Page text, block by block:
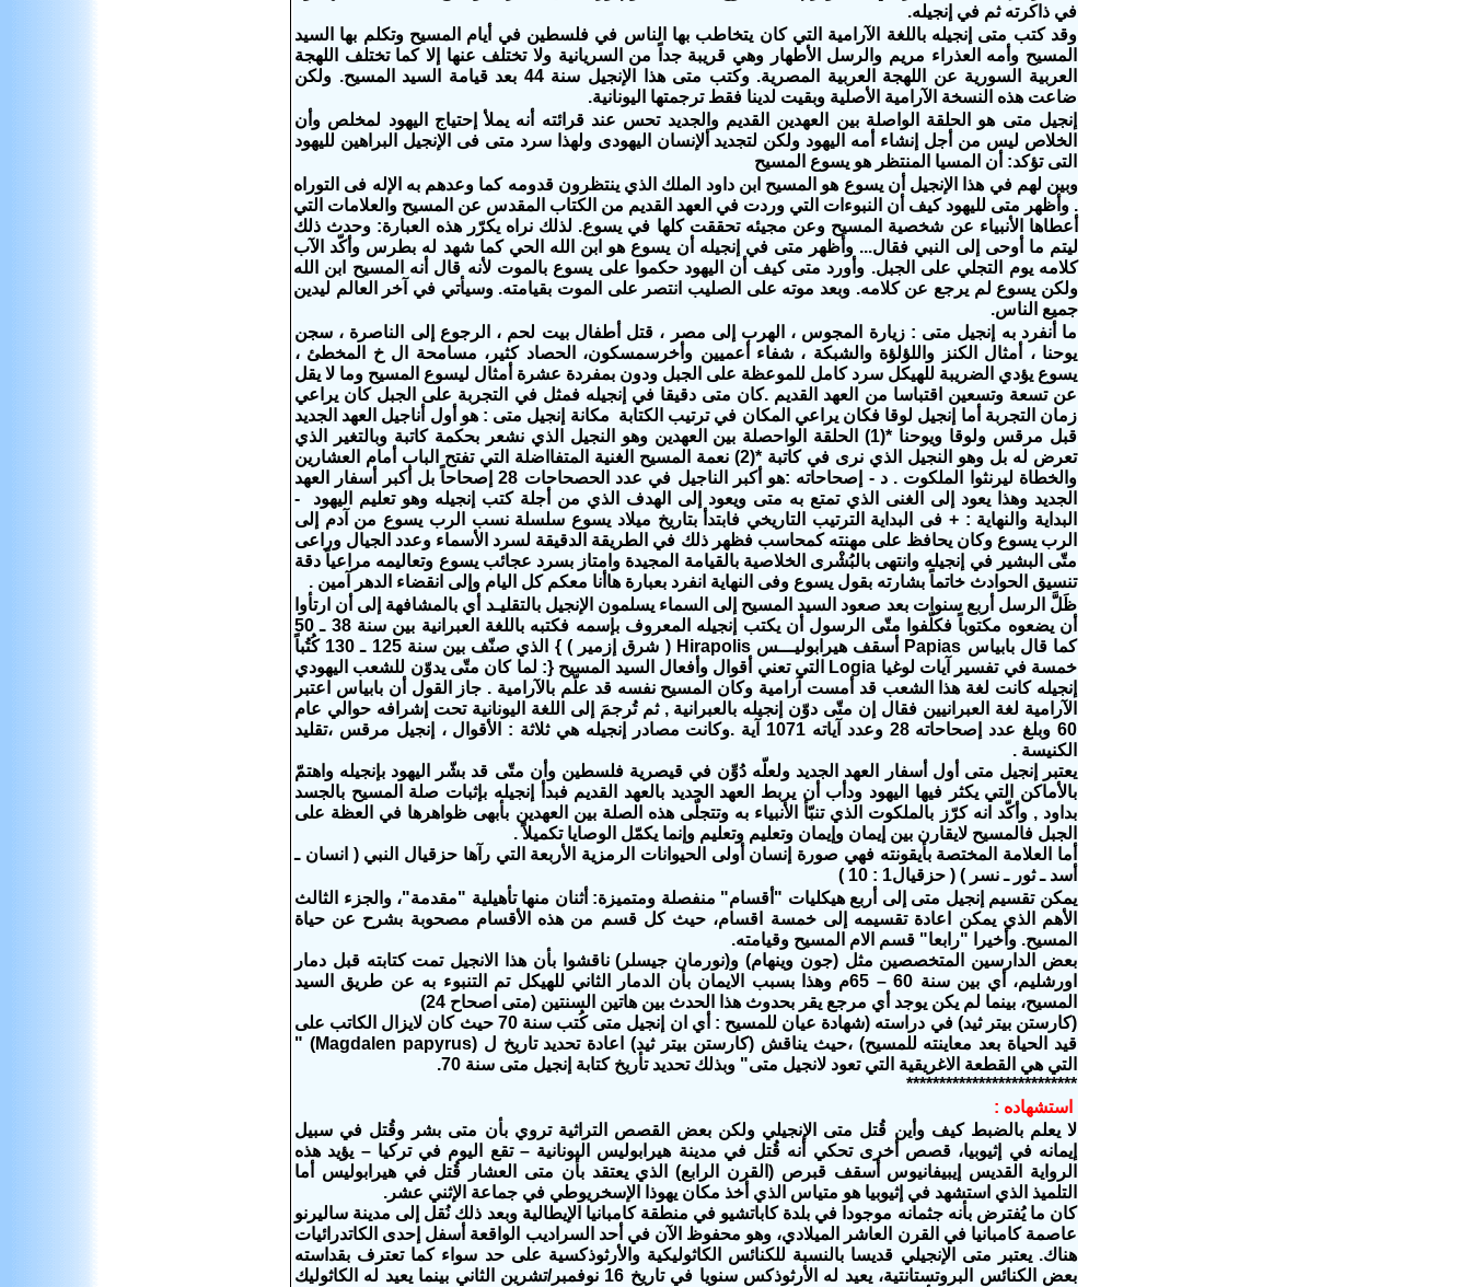
في ذاكرته ثم في إنجيله.
وقد كتب متى إنجيله باللغة الآرامية التي كان يتخاطب بها الناس في فلسطين في أيام المسيح وتكلم بها السيد
المسيح وأمه العذراء مريم والرسل الأطهار وهي قريبة جداً من السريانية ولا تختلف عنها إلا كما تختلف اللهجة
العربية السورية عن اللهجة العربية المصرية. وكتب متى هذا الإنجيل سنة 44 بعد قيامة السيد المسيح. ولكن
ضاعت هذه النسخة الآرامية الأصلية وبقيت لدينا فقط ترجمتها اليونانية.
إنجيل متى هو الحلقة الواصلة بين العهدين القديم والجديد تحس عند قرائته أنه يملأ إحتياج اليهود لمخلص وأن
الخلاص ليس من أجل إنشاء أمه اليهود ولكن لتجديد ألإنسان اليهودى ولهذا سرد متى فى الإنجيل البراهين لليهود
التى تؤكد: أن المسيا المنتظر هو يسوع المسيح
وبين لهم في هذا الإنجيل أن يسوع هو المسيح ابن داود الملك الذي ينتظرون قدومه كما وعدهم به الإله فى التوراه
. وأظهر متى لليهود كيف أن النبوءات التي وردت في العهد القديم من الكتاب المقدس عن المسيح والعلامات التي
أعطاها الأنبياء عن شخصية المسيح وعن مجيئه تحققت كلها في يسوع. لذلك نراه يكرّر هذه العبارة: وحدث ذلك
ليتم ما أوحى إلى النبي فقال... وأظهر متى في إنجيله أن يسوع هو ابن الله الحي كما شهد له بطرس وأكّد الآب
كلامه يوم التجلي على الجبل. وأورد متى كيف أن اليهود حكموا على يسوع بالموت لأنه قال أنه المسيح ابن الله
ولكن يسوع لم يرجع عن كلامه. وبعد موته على الصليب انتصر على الموت بقيامته. وسيأتي في آخر العالم ليدين
جميع الناس.
ما أنفرد به إنجيل متى :‬ ‫زيارة المجوس ، الهرب إلى مصر ، قتل أطفال بيت لحم ، الرجوع إلى‬‫ الناصرة ، سجن
يوحنا ، أمثال الكنز واللؤلؤة والشبكة ، شفاء أعميين وأخرس‬‫مسكون، الحصاد كثير، مسامحة ال خ المخطئ ،
يسوع يؤدي الضريبة للهيكل‬ ‫سرد كامل للموعظة على الجبل ودون بمفردة عشرة أمثال‬ ‫ليسوع المسيح وما لا يقل
عن تسعة وتسعين اقتباسا من العهد القديم .‬‫كان متى دقيقا في إنجيله فمثل في التجربة على الجبل كان يراعي
زمان‬ ‫التجربة أما إنجيل لوقا فكان يراعي المكان في ترتيب الكتابة مكانة إنجيل متى :‬ ‫هو أول أناجيل العهد الجديد
قبل مرقس ولوقا ويوحنا *(1) الحلقة الواحصلة بين‬ ‫العهدين وهو النجيل الذي نشعر بحكمة كاتبة وبالتغير الذي
تعرض له بل‬ ‫وهو النجيل الذي نرى في كاتبة *(2) نعمة المسيح الغنية المتفااضلة التي تفتح‬ ‫الباب أمام العشارين
والخطاة ليرنثوا الملكوت .‬ ‫د - إصحاحاته :‬‫هو أكبر الناجيل في عدد الحصحاحات 28 إصحاحاً بل أكبر أسفار العهد
الجديد وهذا‬ ‫يعود إلى الغنى الذي تمتع به متى ويعود إلى الهدف الذي من أجلة كتب إنجيله‬ ‫وهو تعليم اليهود -
البداية والنهاية :‬ ‫+ فى البداية الترتيب التاريخي فابتدأ بتاريخ ميلاد يسوع سلسلة نسب الرب يسوع من آدم إلى
الرب يسوع وكان يحافظ‬ ‫على مهنته كمحاسب فظهر ذلك في الطريقة الدقيقة لسرد الأسماء وعدد‬ ‫الجيال‬ ‫وراعى
متّى البشير في إنجيله وانتهى بالبُشْرى الخلاصية بالقيامة المجيدة وامتاز بسرد عجائب يسوع وتعاليمه مراعياً دقة
تنسيق الحوادث خاتماً بشارته بقول يسوع وفى النهاية انفرد بعبارة هاأنا معكم كل اليام وإلى انقضاء الدهر آمين .‬
ظَلَّ الرسل أربع سنوات بعد صعود السيد المسيح إلى السماء يسلمون الإنجيل بالتقليـد أي بالمشافهة إلى أن ارتأوا
أن يضعوه مكتوباً فكلّفوا متّى الرسول أن يكتب إنجيله المعروف بإسمه فكتبه باللغة العبرانية بين سنة 38 ـ 50
كما قال بابياس Papias أسقف هيرابوليـــس Hirapolis ( شرق إزمير ) } الذي صنّف بين سنة 125 ـ 130 كُتُباً
خمسة في تفسير آيات لوغيا Logia التي تعني أقوال وأفعال السيد المسيح {: لما كان متّى يدوّن للشعب اليهودي
إنجيله كانت لغة هذا الشعب قد أمست آرامية وكان المسيح نفسه قد علّم بالآرامية . جاز القول أن بابياس اعتبر
الآرامية لغة العبرانيين فقال إن متّى دوّن إنجيله بالعبرانية , ثم تُرجمَ إلى اللغة اليونانية تحت إشرافه حوالي عام
60 وبلغ عدد إصحاحاته 28 وعدد آياته 1071 آية .وكانت مصادر إنجيله هي ثلاثة : الأقوال ، إنجيل مرقس ،تقليد
الكنيسة .
يعتبر إنجيل متى أول أسفار العهد الجديد ولعلّه دُوِّن في قيصرية فلسطين وأن متّى قد بشّر اليهود بإنجيله واهتمّ
بالأماكن التي يكثر فيها اليهود ودأب أن يربط العهد الجديد بالعهد القديم فبدأ إنجيله بإثبات صلة المسيح بالجسد
بداود , وأكّد انه كرّز بالملكوت الذي تنبّأ الأنبياء به وتتجلّى هذه الصلة بين العهدين بأبهى ظواهرها في العظة على
الجبل فالمسيح لايقارن بين إيمان وإيمان وتعليم وتعليم وإنما يكمّل الوصايا تكميلاً .
أما العلامة المختصة بأيقونته فهي صورة إنسان أولى الحيوانات الرمزية الأربعة التي رآها حزقيال النبي ( انسان ـ
أسد ـ ثور ـ نسر ) ( حزقيال1 : 10 )
يمكن تقسيم إنجيل متى إلى أربع هيكليات "أقسام" منفصلة ومتميزة: أثنان منها تأهيلية "مقدمة"، والجزء الثالث
الأهم الذي يمكن اعادة تقسيمه إلى خمسة اقسام، حيث كل قسم من هذه الأقسام مصحوبة بشرح عن حياة
المسيح. وأخيرا "رابعا" قسم الام المسيح وقيامته.
بعض الدارسين المتخصصين مثل (جون وينهام) و(نورمان جيسلر) ناقشوا بأن هذا الانجيل تمت كتابته قبل دمار
اورشليم، أي بين سنة 60 – 65م وهذا بسبب الايمان بأن الدمار الثاني للهيكل تم التنبوء به عن طريق السيد
المسيح، بينما لم يكن يوجد أي مرجع يقر بحدوث هذا الحدث بين هاتين السنتين (متى اصحاح 24)
(كارستن بيتر ثيد) في دراسته (شهادة عيان للمسيح : أي ان إنجيل متى كُتب سنة 70 حيث كان لايزال الكاتب على
قيد الحياة بعد معاينته للمسيح) ،حيث يناقش (كارستن بيتر ثيد) اعادة تحديد تاريخ ل (Magdalen papyrus) "
التي هي القطعة الاغريقية التي تعود لانجيل متى" وبذلك تحديد تأريخ كتابة إنجيل متى سنة 70.
**************************
استشهاده :‬
‫لا يعلم بالضبط كيف وأين قُتل متى الإنجيلي ولكن بعض القصص التراثية تروي بأن متى بشر وقُتل في سبيل
إيمانه في إثيوبيا، قصص أخرى تحكي أنه قُتل في مدينة هيرابوليس اليونانية – تقع اليوم في تركيا – يؤيد هذه
الرواية القديس إيبيفانيوس أسقف قبرص (القرن الرابع) الذي يعتقد بأن متى العشار قُتل في هيرابوليس أما
التلميذ الذي استشهد في إثيوبيا هو متياس الذي أخذ مكان يهوذا الإسخريوطي في جماعة الإثني عشر.
كان ما يُفترض بأنه جثمانه موجودا في بلدة كاباتشيو في منطقة كامبانيا الإيطالية وبعد ذلك نُقل إلى مدينة ساليرنو
عاصمة كامبانيا في القرن العاشر الميلادي، وهو محفوظ الآن في أحد السراديب الواقعة أسفل إحدى الكاتدرائيات
هناك. يعتبر متى الإنجيلي قديسا بالنسبة للكنائس الكاثوليكية والأرثوذكسية على حد سواء كما تعترف بقداسته
بعض الكنائس البروتستانتية، يعيد له الأرثوذكس سنويا في تاريخ 16 نوفمبر/تشرين الثاني بينما يعيد له الكاثوليك